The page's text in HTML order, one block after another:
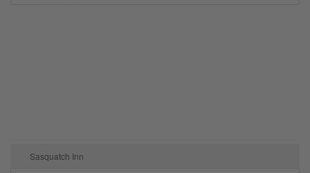
Sasquatch Inn